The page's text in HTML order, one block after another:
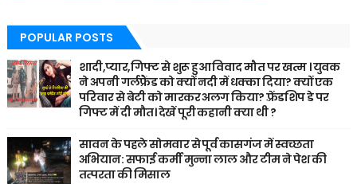
POPULAR POSTS
शादी,प्यार,गिफ्ट से शुरू हुआ विवाद मौत पर खत्म । युवक
ने अपनी गर्लफ्रैंड को क्यों नदी में धक्का दिया? क्यों एक
परिवार से बेटी को मारकर अलग किया? फ़्रेंडशिप डे पर
गिफ्ट में दी मौत। देखें पूरी कहानी क्या थी ?
सावन के पहले सोमवार से पूर्व कासगंज में स्वच्छता
अभियान: सफाई कर्मी मुन्ना लाल और टीम ने पेश की
तत्परता की मिसाल